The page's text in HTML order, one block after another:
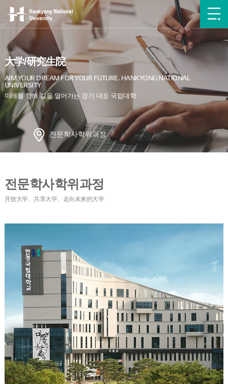
大学/研究生院
전문학사학위과정
전문학사학위과정